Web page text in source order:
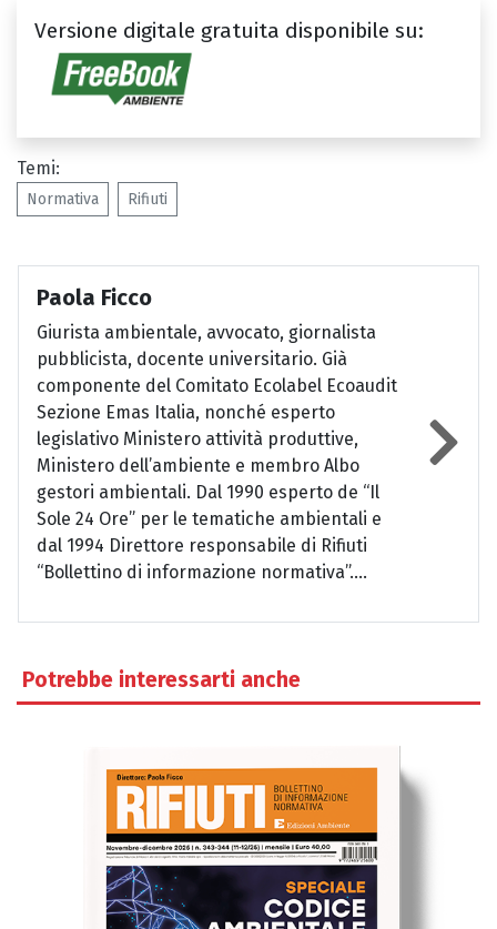
Versione digitale gratuita disponibile su:
Temi:
Normativa Rifiuti
Paola Ficco
Giurista ambientale, avvocato, giornalista
pubblicista, docente universitario. Già
componente del Comitato Ecolabel Ecoaudit
Sezione Emas Italia, nonché esperto
legislativo Ministero attività produttive,
Ministero dell’ambiente e membro Albo
gestori ambientali. Dal 1990 esperto de “Il
Sole 24 Ore” per le tematiche ambientali e
dal 1994 Direttore responsabile di Rifiuti
“Bollettino di informazione normativa”....
Potrebbe interessarti anche